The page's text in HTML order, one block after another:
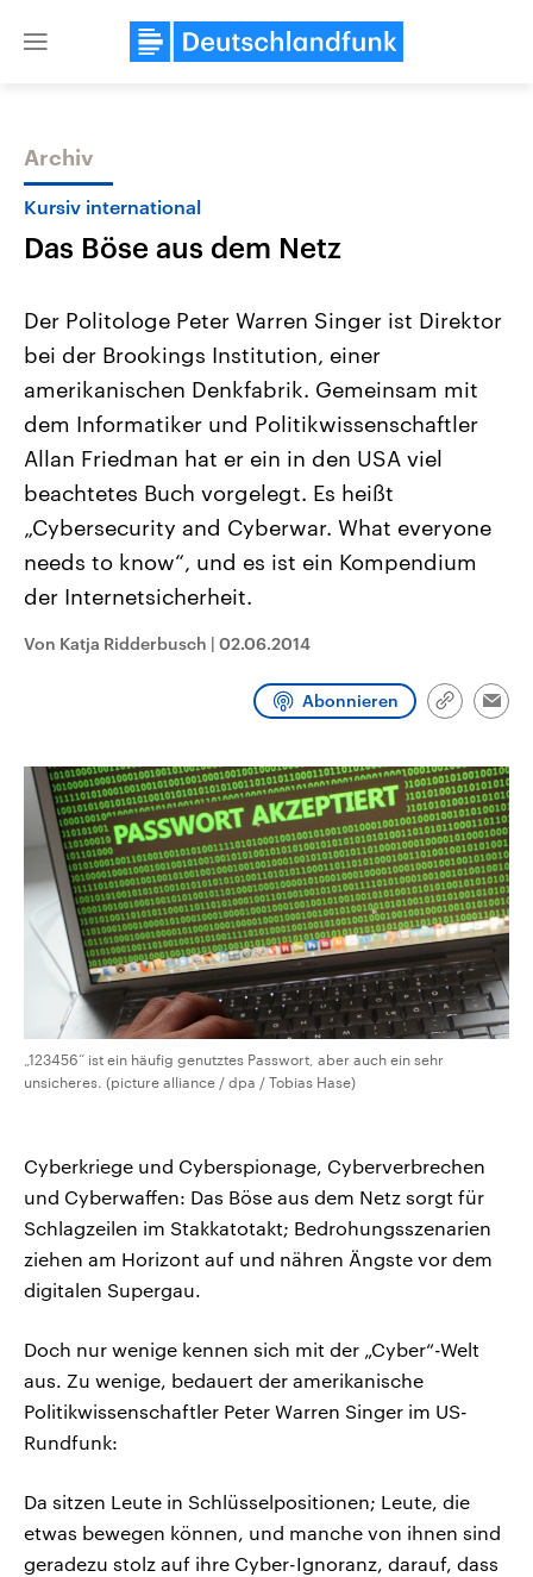
Close
Themen
USA
Aktuelle Beiträge, Analysen und
Hintergründe
Wirtschaftlich und militärisch
gehören die Vereinigten Staaten zu
den mächtigsten Ländern der Erde,
mit großem Einfluss auf das
Nahostkonflikt
Aktuelle Lage und
Der Überfall der
Terrororganisation Hamas
Oktober 2023 auf Israel
Israel möchte die Hamas
Libanon vom Iran
Sendungen Programm
Archiv
Kursiv international
Das Böse aus dem Netz
Der Politologe Peter Warren Singer ist Direktor
bei der Brookings Institution, einer
amerikanischen Denkfabrik. Gemeinsam mit
dem Informatiker und Politikwissenschaftler
Allan Friedman hat er ein in den USA viel
beachtetes Buch vorgelegt. Es heißt
„Cybersecurity and Cyberwar. What everyone
needs to know“, und es ist ein Kompendium
der Internetsicherheit.
Von Katja Ridderbusch | 02.06.2014
Abonnieren
Link
„123456“ ist ein häufig genutztes Passwort, aber auch ein sehr
unsicheres. (picture alliance / dpa / Tobias Hase)
Cyberkriege und Cyberspionage, Cyberverbrechen
und Cyberwaffen: Das Böse aus dem Netz sorgt für
Schlagzeilen im Stakkatotakt; Bedrohungsszenarien
ziehen am Horizont auf und nähren Ängste vor dem
digitalen Supergau.
Doch nur wenige kennen sich mit der „Cyber“-Welt
aus. Zu wenige, bedauert der amerikanische
Politikwissenschaftler Peter Warren Singer im US-
Rundfunk:
Da sitzen Leute in Schlüsselpositionen; Leute, die
etwas bewegen können, und manche von ihnen sind
geradezu stolz auf ihre Cyber-Ignoranz, darauf, dass